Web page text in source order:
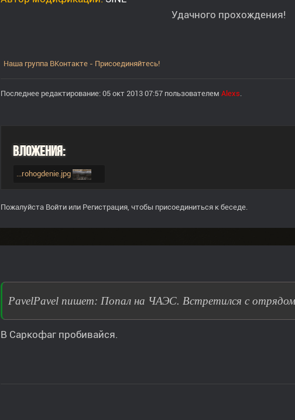
Удачного прохождения!
Наша группа ВКонтакте - Присоединяйтесь!
Последнее редактирование: 05 окт 2013 07:57 пользователем Alexs.
Вложения:
...rohogdenie.jpg
Пожалуйста Войти или Регистрация, чтобы присоединиться к беседе.
PavelPavel пишет: Попал на ЧАЭС. Встретился с
В Саркофаг пробивайся.